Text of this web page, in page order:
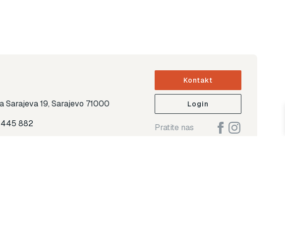
Sarajeva 19, Sarajevo 71000
445 882
Kontakt
Login
Pratite nas